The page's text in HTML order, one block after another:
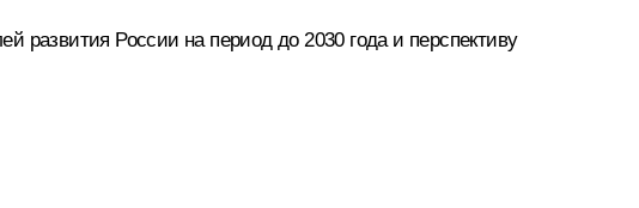
развития России на период до 2030 года и перспективу